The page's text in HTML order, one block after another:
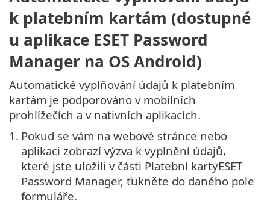
k platebním kartám (dostupné
u aplikace ESET Password
Manager na OS Android)
Automatické vyplňování údajů k platebním
kartám je podporováno v mobilních
prohlížečích a v nativních aplikacích.
1. Pokud se vám na webové stránce nebo
aplikaci zobrazí výzva k vyplnění údajů,
které jste uložili v části Platební kartyESET
Password Manager, ťukněte do daného pole
formuláře.